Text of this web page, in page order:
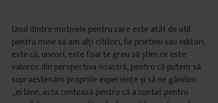
Unul dintre motivele pentru care este atât de util
pentru mine să am alți cititori, fie prieteni sau editori,
este că, uneori, este foarte greu să știm ce este
valoros din perspectiva noastră, pentru că putem să
supraestimăm propriile experiențe și să ne gândim:
„ei bine, asta contează pentru că a contat pentru